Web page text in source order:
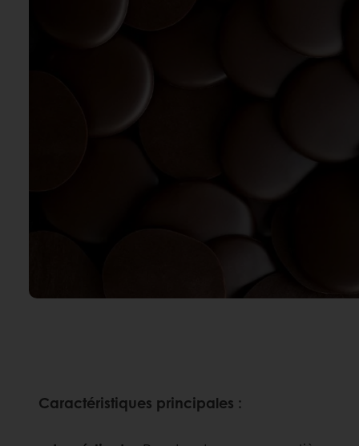
Caractéristiques principales :